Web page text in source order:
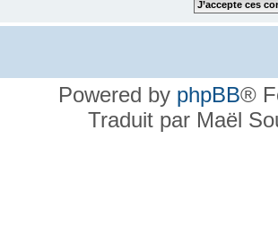
Powered by phpBB®
Traduit par Maël